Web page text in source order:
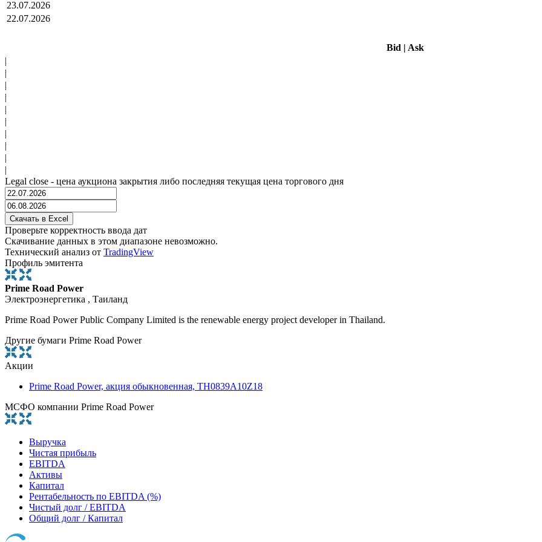
23.07.2026
22.07.2026
Bid | Ask
|
|
|
|
|
|
|
|
|
|
Legal close - цена аукциона закрытия либо последняя текущая цена торгового дня
Проверьте корректность ввода дат
Скачивание данных в этом диапазоне невозможно.
Технический анализ от TradingView
Профиль эмитента
Prime Road Power
Электроэнергетика , Таиланд
Prime Road Power Public Company Limited is the renewable energy project developer in Thailand.
Другие бумаги Prime Road Power
Акции
Prime Road Power, акция обыкновенная, TH0839A10Z18
МСФО компании Prime Road Power
Выручка
Чистая прибыль
EBITDA
Активы
Капитал
Рентабельность по EBITDA (%)
Чистый долг / EBITDA
Общий долг / Капитал